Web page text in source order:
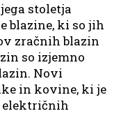
stoletja
blazine, ki so jih
zračnih blazin
so izjemno
Novi
in kovine, ki je
električnih